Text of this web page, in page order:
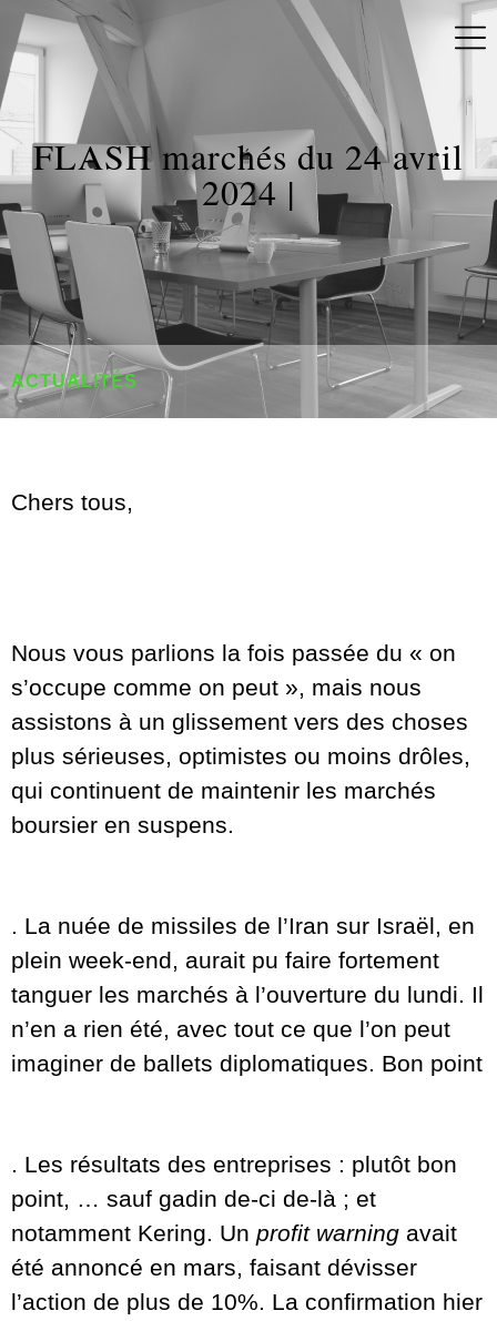
FLASH marchés du 24 avril
2024 |
ACTUALITÉS
Chers tous,
Nous vous parlions la fois passée du « on
s’occupe comme on peut », mais nous
assistons à un glissement vers des choses
plus sérieuses, optimistes ou moins drôles,
qui continuent de maintenir les marchés
boursier en suspens.
. La nuée de missiles de l’Iran sur Israël, en
plein week-end, aurait pu faire fortement
tanguer les marchés à l’ouverture du lundi. Il
n’en a rien été, avec tout ce que l’on peut
imaginer de ballets diplomatiques. Bon point
. Les résultats des entreprises : plutôt bon
point, … sauf gadin de-ci de-là ; et
notamment Kering. Un profit warning avait
été annoncé en mars, faisant dévisser
l’action de plus de 10%. La confirmation hier